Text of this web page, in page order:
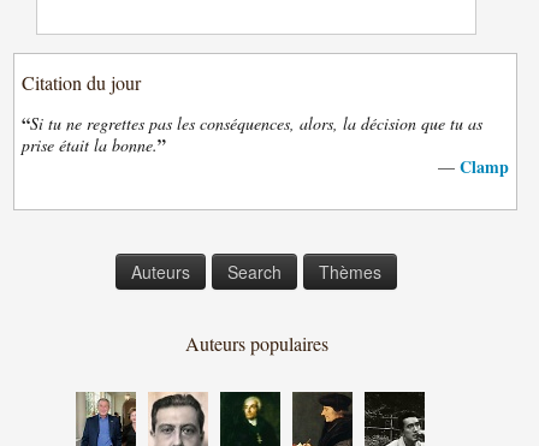
Citation du jour
“Si tu ne regrettes pas les conséquences, alors, la décision que tu as
prise était la bonne.”
— Clamp
Auteurs Search Thèmes
Auteurs populaires